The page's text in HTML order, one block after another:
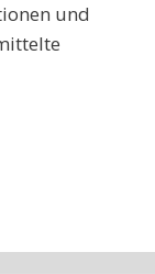
und